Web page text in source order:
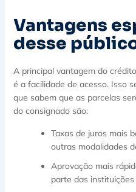
Vantagens
desse
A principal vantagem do
é a facilidade de acesso. Isso
que sabem que as parcelas
do consignado são:
Taxas de juros mais
outras modalidades
Aprovação mais
parte das